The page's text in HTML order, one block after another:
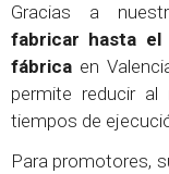
Gracias a
fabricar hasta el
fábrica en
permite reducir
tiempos de
Para promotores,